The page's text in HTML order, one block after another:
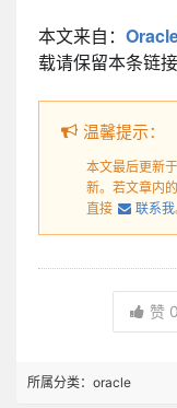
本文来自：
载请保留本条链接
温馨提示：
本文最后更新
新。若文章内
直接
联系我
赞 0
所属分类： oracle